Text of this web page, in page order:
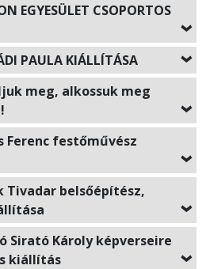
EGYESÜLET CSOPORTOS
PAULA KIÁLLÍTÁSA
meg, alkossuk meg
Ferenc festőművész
Tivadar belsőépítész,
Sirató Károly képverseire
kiállítás